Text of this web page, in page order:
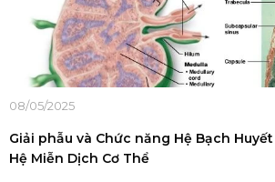
08/05/2025
Giải phẫu và Chức năng Hệ Bạch
Hệ Miễn Dịch Cơ Thể